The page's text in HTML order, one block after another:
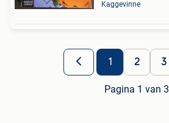
Kaggevinne
1 2 3
Pagina 1 van 3